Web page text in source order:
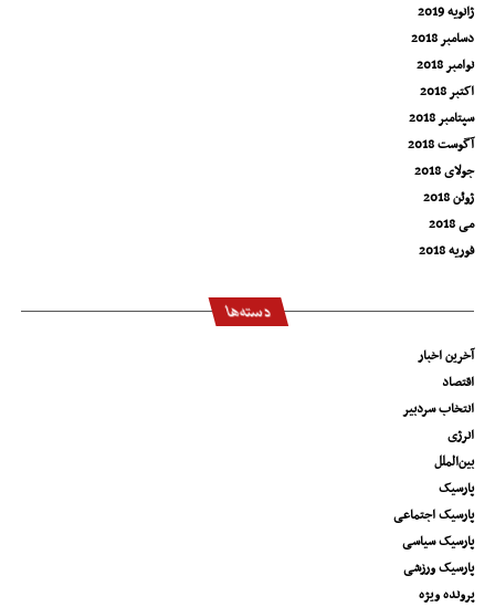
ژانویه 2019
دسامبر 2018
نوامبر 2018
اکتبر 2018
سپتامبر 2018
آگوست 2018
جولای 2018
ژوئن 2018
می 2018
فوریه 2018
دسته‌ها
آخرین اخبار
اقتصاد
انتخاب سردبیر
انرژی
بین‌الملل
پارسیک
پارسیک اجتماعی
پارسیک سیاسی
پارسیک ورزشی
پرونده ویژه